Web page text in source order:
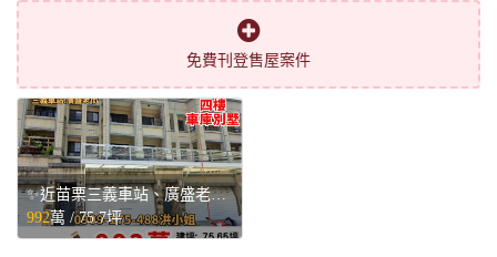
免費刊登售屋案件
✨近苗栗三義車站、廣盛老街✨站前四樓車庫別墅💥 - 苗栗縣三義鄉售屋
992萬 /75.7坪